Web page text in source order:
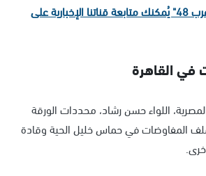
ولمتابعة كل ما يخص "عرب 48" يُمكنك متابعة قناتنا الإخبارية على
في القاهرة
اللواء حسن رشاد، محددات الورقة
المفاوضات في حماس خليل الحية وقادة